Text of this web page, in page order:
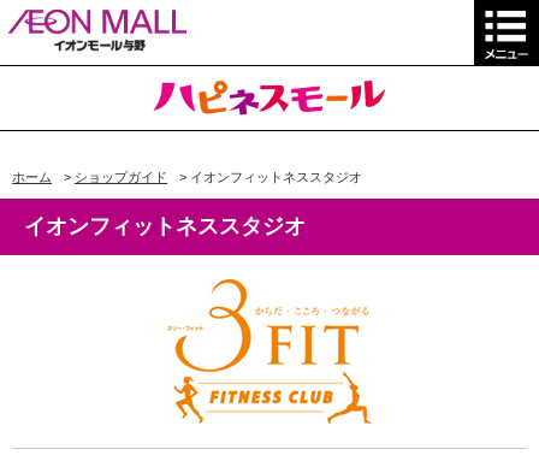
ホーム > ショップガイド > イオンフィットネススタジオ
イオンフィットネススタジオ